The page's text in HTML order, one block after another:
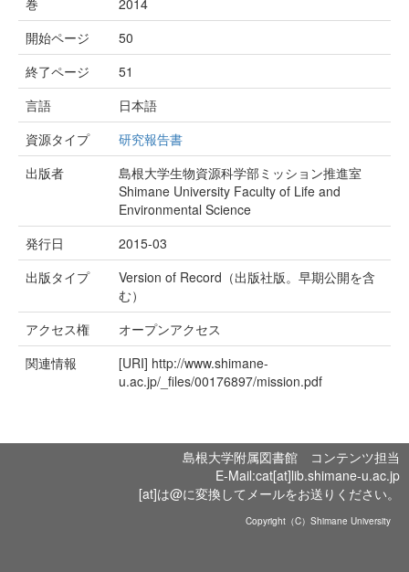
巻
2014
開始ページ
50
終了ページ
51
言語
日本語
資源タイプ
研究報告書
出版者
島根大学生物資源科学部ミッション推進室
Shimane University Faculty of Life and
Environmental Science
発行日
2015-03
出版タイプ
Version of Record（出版社版。早期公開を含
む）
アクセス権
オープンアクセス
関連情報
[URI] http://www.shimane-
u.ac.jp/_files/00176897/mission.pdf
島根大学附属図書館 コンテンツ担当
E-Mail:cat[at]lib.shimane-u.ac.jp
[at]は@に変換してメールをお送りください。
Copyright（C）Shimane University